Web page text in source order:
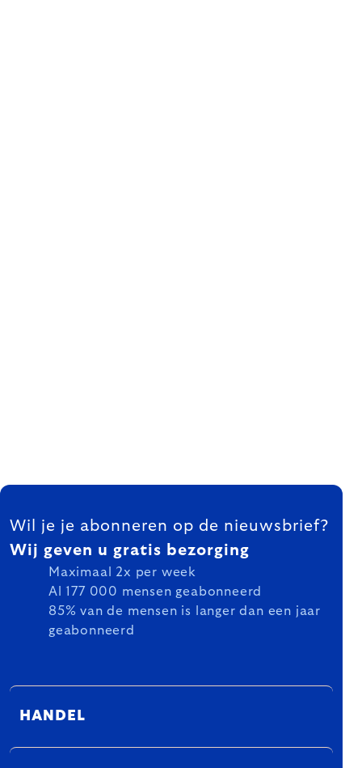
FOOTER
Wil je je abonneren op de nieuwsbrief?
Wij geven u gratis bezorging
Maximaal 2x per week
Al 177 000 mensen geabonneerd
85% van de mensen is langer dan een jaar
geabonneerd
HANDEL